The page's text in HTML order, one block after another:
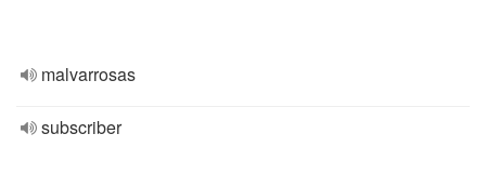
malvarrosas
subscriber